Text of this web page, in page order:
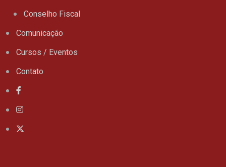
Conselho Fiscal
Comunicação
Cursos / Eventos
Contato